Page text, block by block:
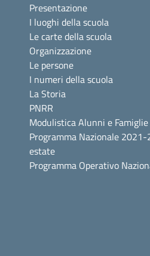
Presentazione
I luoghi della scuola
Le carte della scuola
Organizzazione
Le persone
I numeri della scuola
La Storia
PNRR
Modulistica Alunni e Famiglie
Programma Nazionale
estate
Programma Operativo